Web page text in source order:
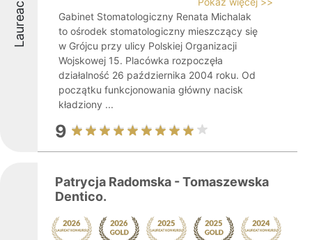
Laureaci
Gabinet Stomatologiczny Renata Michalak
to ośrodek stomatologiczny mieszczący się
w Grójcu przy ulicy Polskiej Organizacji
Wojskowej 15. Placówka rozpoczęła
działalność 26 października 2004 roku. Od
początku funkcjonowania główny nacisk
kładziony ...
9
Patrycja Radomska - Tomaszewska
Dentico.